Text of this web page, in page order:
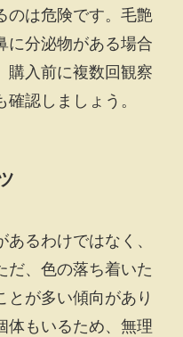
のは危険です。毛艶
に分泌物がある場合
購入前に複数回観察
認しましょう。
るわけではなく、
だ、色の落ち着いた
とが多い傾向があり
体もいるため、無理